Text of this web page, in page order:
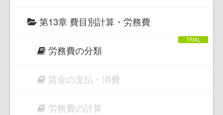
第13章 費目別計算・労務費
労務費の分類
賃金の支払・消費
労務費の計算